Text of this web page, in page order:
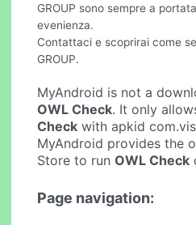
GROUP sono sempre a
evenienza.
Contattaci e scoprirai come
GROUP.
MyAndroid is not a
OWL Check. It only
Check with apkid
MyAndroid provides the
Store to runOWL Check
Page navigation: